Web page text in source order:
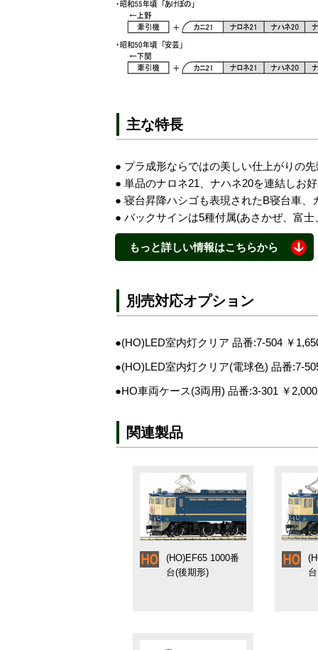
主な特長
● プラ成形ならではの美しい仕上がりの
● 単品のナロネ21、ナハネ20を連結しお
● 寝台昇降ハシゴも表現されたB寝台車
● バックサインは5種付属(あさかぜ、富
もっと詳しい情報はこちらから
● テールライト/バックサイン消灯スイッ
● 青15号の車体色、3本のクリーム1号の
● 銀色に輝くナハネフ23貫通ドア
● クーラーや水タンク、エアタンク、配
● 車体番号レタリングシート、行先表示
別売対応オプション
●(HO)LED室内灯クリア 品番:7-504 ￥
●(HO)LED室内灯クリア(電球色) 品番:7-
●HO車両ケース(3両用) 品番:3-301 ￥2,000
関連製品
(HO)EF65 1000番
台(後期形)